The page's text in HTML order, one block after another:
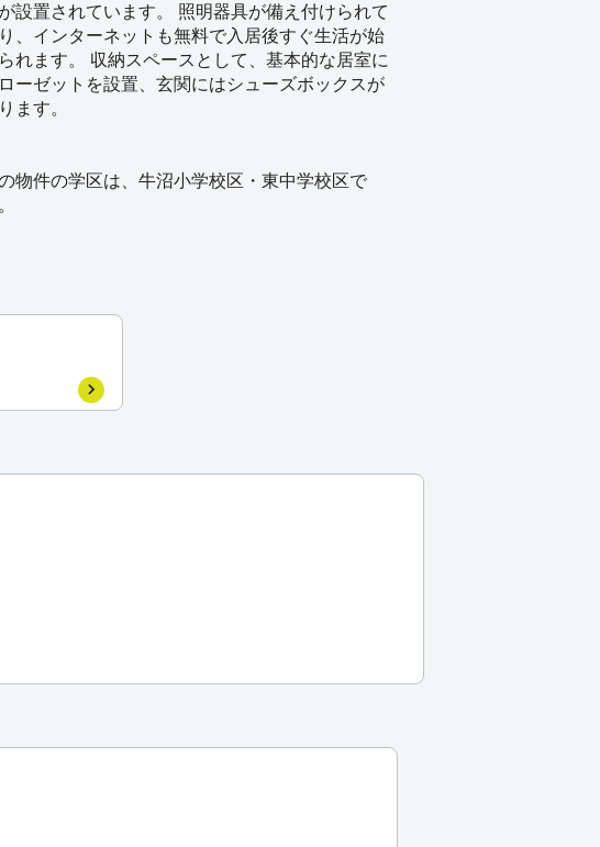
設置されています。 照明器具が備え付けられて
、インターネットも無料で入居後すぐ生活が始
れます。 収納スペースとして、基本的な居室に
ーゼットを設置、玄関にはシューズボックスが
ます。
物件の学区は、牛沼小学校区・東中学校区で